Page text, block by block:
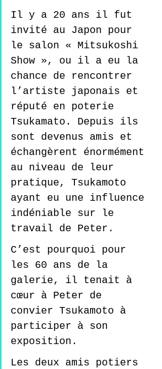
Il y a 20 ans il fut
invité au Japon pour
le salon « Mitsukoshi
Show », ou il a eu la
chance de rencontrer
l’artiste japonais et
réputé en poterie
Tsukamato. Depuis ils
sont devenus amis et
échangèrent énormément
au niveau de leur
pratique, Tsukamoto
ayant eu une influence
indéniable sur le
travail de Peter.
C’est pourquoi pour
les 60 ans de la
galerie, il tenait à
cœur à Peter de
convier Tsukamoto à
participer à son
exposition.
Les deux amis potiers